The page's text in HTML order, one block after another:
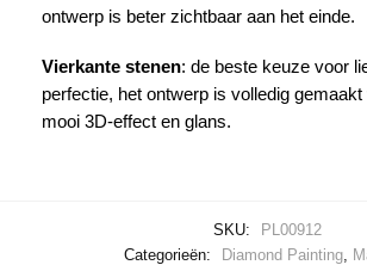
ontwerp is beter zichtbaar aan het einde.
Vierkante stenen: de beste keuze voor
perfectie, het ontwerp is volledig
mooi 3D-effect en glans.
SKU:
PL00912
Categorieën:
Diamond Painting,